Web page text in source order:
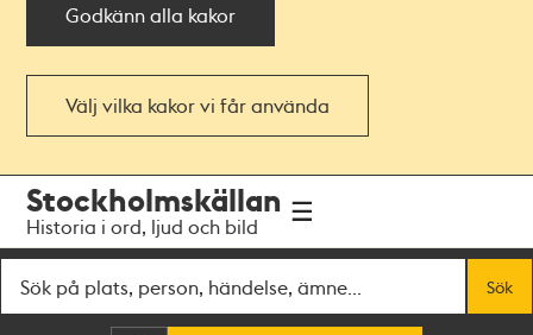
Godkänn alla kakor
Välj vilka kakor vi får använda
navigationen
huvudinnehållet
Stockholmskällan
Historia i ord, ljud och bild
Sök